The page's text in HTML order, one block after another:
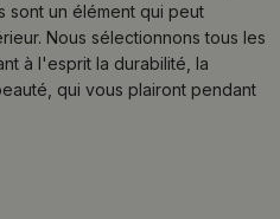
sont un élément qui peut
Nous sélectionnons tous les
à l'esprit la durabilité, la
qui vous plairont pendant